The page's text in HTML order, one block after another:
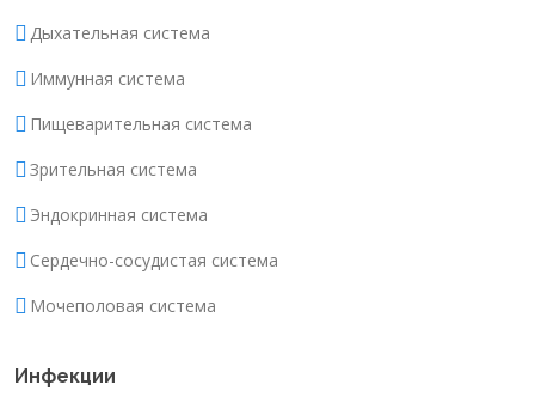
Дыхательная система
Иммунная система
Пищеварительная система
Зрительная система
Эндокринная система
Сердечно-сосудистая система
Мочеполовая система
Инфекции